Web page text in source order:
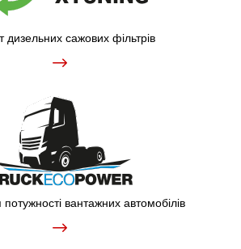
дизельних сажових фільтрів
вантажних автомобілів